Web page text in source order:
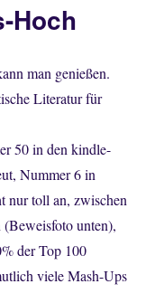
Hoch
man genießen.
Literatur für
50 in den kindle-
Nummer 6 in
nur toll an, zwischen
unten),
der Top 100
viele Mash-Ups